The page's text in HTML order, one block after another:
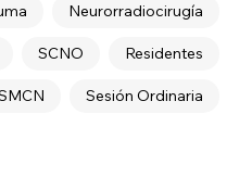
Neurorradiocirugía
Residentes
SCNO
Sesión Ordinaria